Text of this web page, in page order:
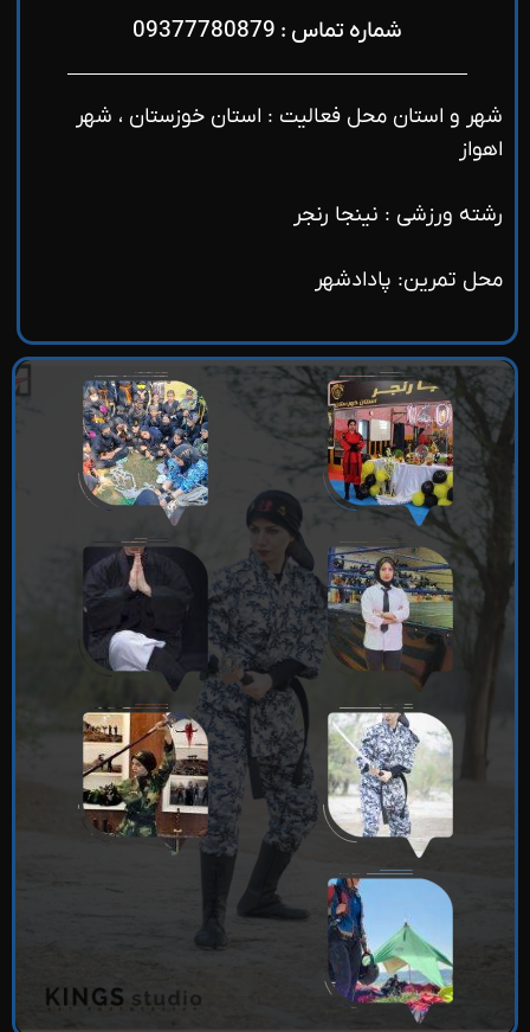
شماره تماس : 09377780879
شهر و استان محل فعالیت : استان خوزستان ، شهر
اهواز
رشته ورزشی : نینجا رنجر
محل تمرین: پادادشهر